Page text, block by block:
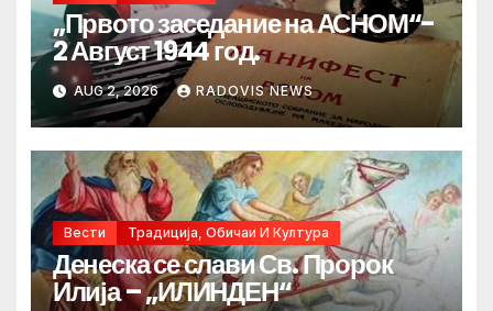
„Првото заседание на АСНОМ“-
2 Август 1944 год.
AUG 2, 2026 RADOVIS NEWS
Вести Традиција, Обичаи И Култура
Денеска се слави Св. Пророк
Илија – „ИЛИНДЕН“